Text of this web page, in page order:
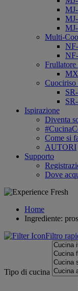
Multi-
Frullatore
Cuociriso
Ispirazione
Diventa
Come si
AUTORI
Supporto
Dove
Home
Ingrediente:
Filtro
Tipo di cucina